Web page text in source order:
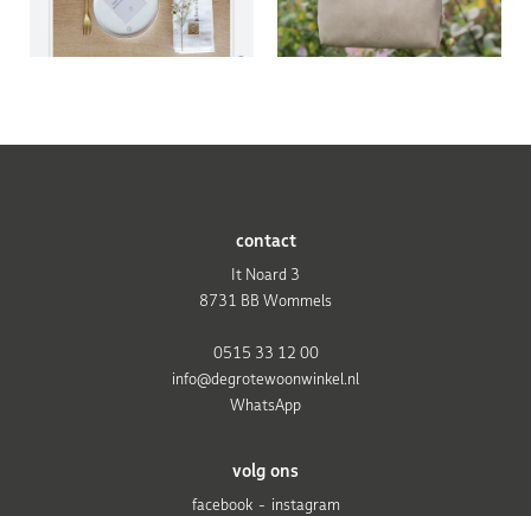
volg ons
facebook
instagram
contact
It Noard 3
8731 BB Wommels
0515 33 12 00
info@degrotewoonwinkel.nl
WhatsApp